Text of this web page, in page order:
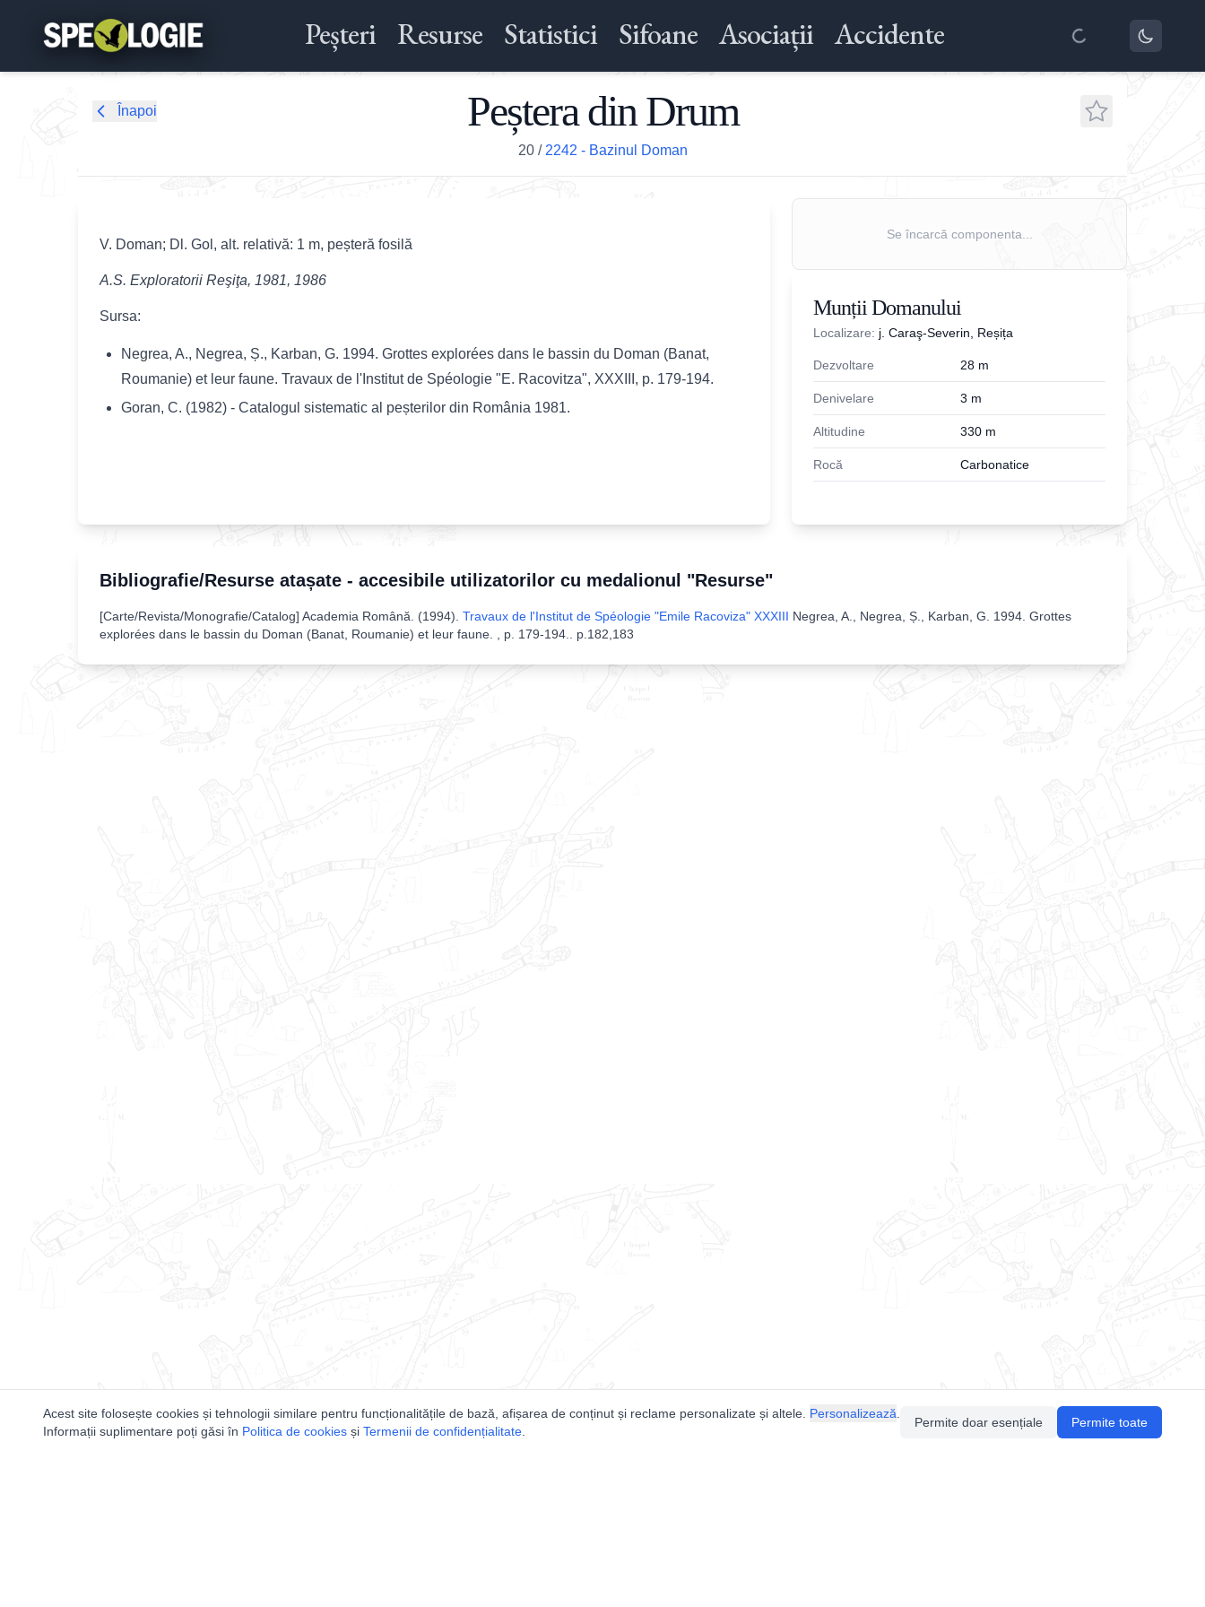
Peșteri Resurse Statistici Sifoane Asociații Accidente
Înapoi Peștera din Drum
20/ 2242 - Bazinul Doman
V. Doman; Dl. Gol, alt. relativă: 1 m, peșteră fosilă
A.S. Exploratorii Reşiţa, 1981, 1986
Sursa:
Negrea, A., Negrea, Ș., Karban, G. 1994. Grottes explorées dans le bassin du Doman (Banat,
Roumanie) et leur faune. Travaux de l'Institut de Spéologie "E. Racovitza", XXXIII, p. 179-194.
Goran, C. (1982) - Catalogul sistematic al peșterilor din România 1981.
Se încarcă componenta...
Munții Domanului
Localizare: j. Caraş-Severin, Reșița
Dezvoltare 28 m
Denivelare 3 m
Altitudine 330 m
Rocă Carbonatice
Bibliografie/Resurse atașate - accesibile utilizatorilor cu medalionul "Resurse"
[Carte/Revista/Monografie/Catalog] Academia Română . (1994). Travaux de l'Institut de Spéologie "Emile Racoviza" XXXIII Negrea, A., Negrea, Ș., Karban, G. 1994. Grottes
explorées dans le bassin du Doman (Banat, Roumanie) et leur faune. , p. 179-194.
p.182,183
Acest site folosește cookies și tehnologii similare pentru funcționalitățile de bază, afișarea de conținut și reclame personalizate și altele. Personalizează
Informații suplimentare poți găsi în Politica de cookies și Termenii de confidențialitate
Permite doar esențiale Permite toate